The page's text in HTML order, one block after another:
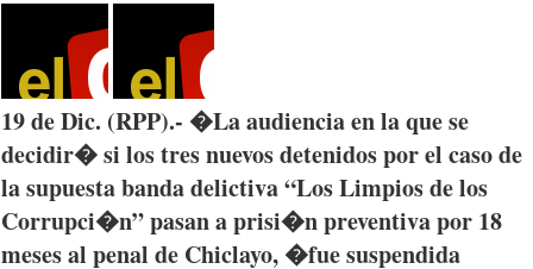
19 deDic. (RPP).- �Laaudienciaen laquese
decidir�si lostresnuevosdetenidosporel casode
lasupuestabandadelictiva“LosLimpiosde los
Corrupci�n”pasanaprisi�npreventivapor 18
mesesal penal de Chiclayo, �fuesuspendida